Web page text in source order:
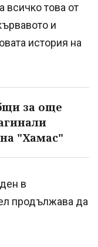
всичко това от
и
история на
за още
"Хамас"
в
продължава да